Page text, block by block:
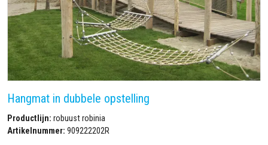
Hangmat in dubbele opstelling
Productlijn: robuust robinia
Artikelnummer: 909222202R